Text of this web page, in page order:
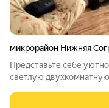
микрорайон Нижняя
Представьте себе
светлую
просто жилье, а